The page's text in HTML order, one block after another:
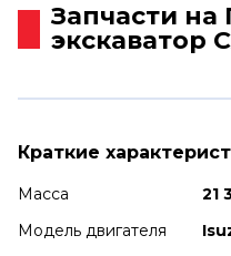
Запчасти на
экскаватор
Краткие
Масса
21
Модель двигателя